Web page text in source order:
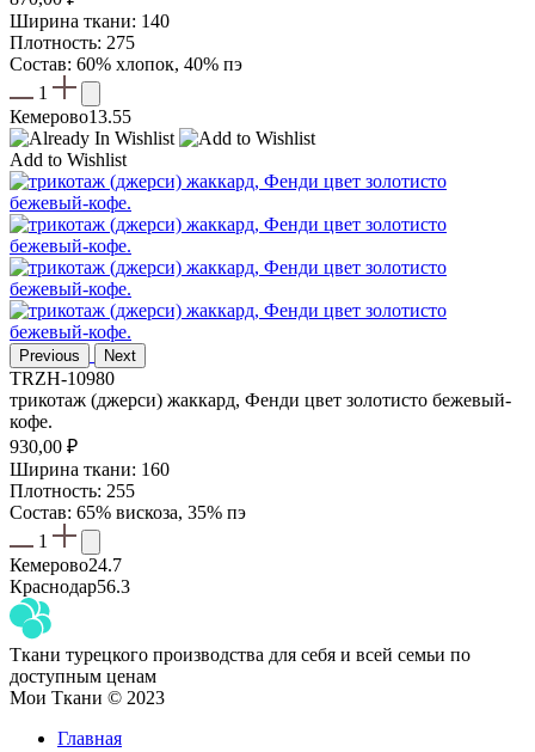
Ширина ткани: 140
Плотность: 275
Состав: 60% хлопок, 40% пэ
1
Кемерово13.55
Add to Wishlist
Previous Next
TRZH-10980
трикотаж (джерси) жаккард, Фенди цвет золотисто бежевый-
кофе.
930,00 ₽
Ширина ткани: 160
Плотность: 255
Состав: 65% вискоза, 35% пэ
1
Кемерово24.7
Краснодар56.3
Ткани турецкого производства для себя и всей семьи по
доступным ценам
Мои Ткани © 2023
Главная